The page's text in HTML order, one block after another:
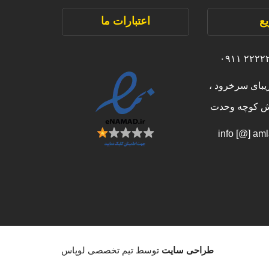
سرخرود ،
کوچه وحدت
اعتبارات ما
طراحی سایت توسط تیم تخصصی لوپاس